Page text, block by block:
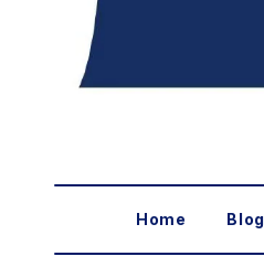
Home Blog